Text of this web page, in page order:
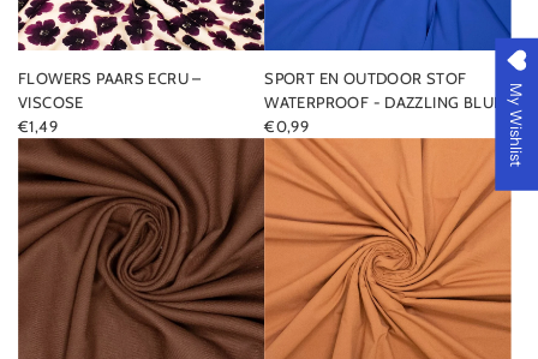
FLOWERS PAARS ECRU –
VISCOSE
€1,49
SPORT EN OUTDOOR STOF
WATERPROOF - DAZZLING BLUE
€0,99
My Wishlist